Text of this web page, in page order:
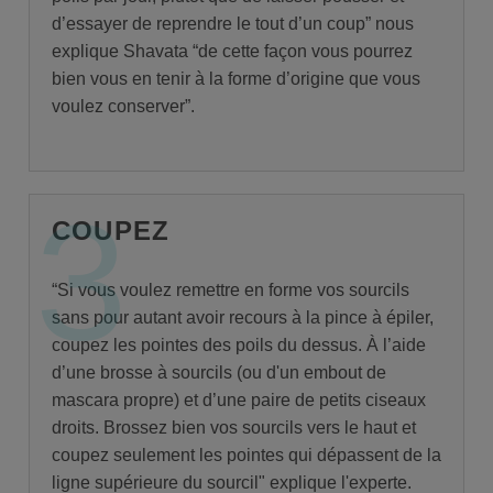
d’essayer de reprendre le tout d’un coup” nous
explique Shavata “de cette façon vous pourrez
bien vous en tenir à la forme d’origine que vous
voulez conserver”.
3
COUPEZ
“Si vous voulez remettre en forme vos sourcils
sans pour autant avoir recours à la pince à épiler,
coupez les pointes des poils du dessus. À l’aide
d’une brosse à sourcils (ou d'un embout de
mascara propre) et d’une paire de petits ciseaux
droits. Brossez bien vos sourcils vers le haut et
coupez seulement les pointes qui dépassent de la
ligne supérieure du sourcil" explique l'experte.